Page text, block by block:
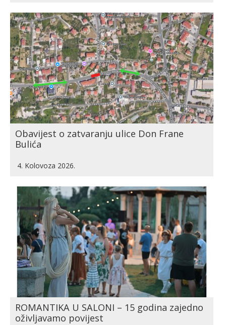
Obavijest o zatvaranju ulice Don Frane
Bulića
4. Kolovoza 2026.
ROMANTIKA U SALONI – 15 godina zajedno
oživljavamo povijest